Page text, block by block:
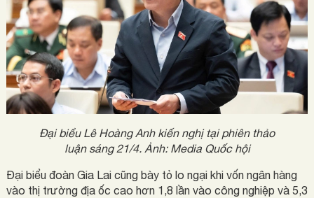
Đại biểu Lê Hoàng Anh kiến nghị tại phiên thảo
luận sáng 21/4. Ảnh: Media Quốc hội
Đại biểu đoàn Gia Lai cũng bày tỏ lo ngại khi vốn ngân hàng
vào thị trường địa ốc cao hơn 1,8 lần vào công nghiệp và 5,3